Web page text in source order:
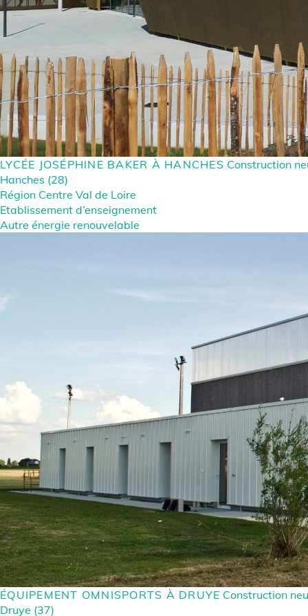
LYCÉE JOSÉPHINE BAKER À HANCHES Construction
Hanches (28)
Région Centre Val de Loire
Etablissement d’enseignement
Autre énergie renouvelable
ÉQUIPEMENT OMNISPORTS À DRUYE Construction
Druye (37)